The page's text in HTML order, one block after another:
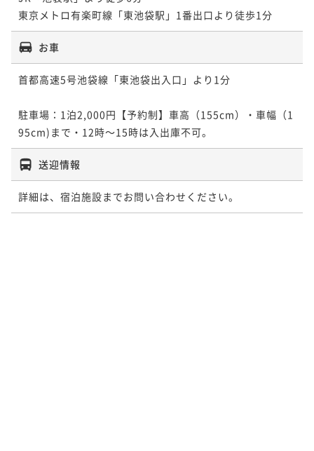
東京メトロ有楽町線「東池袋駅」1番出口より徒歩1分
お車
首都高速5号池袋線「東池袋出入口」より1分
駐車場：1泊2,000円【予約制】車高（155cm）・車幅（1
95cm)まで・12時～15時は入出庫不可。
送迎情報
詳細は、宿泊施設までお問い合わせください。